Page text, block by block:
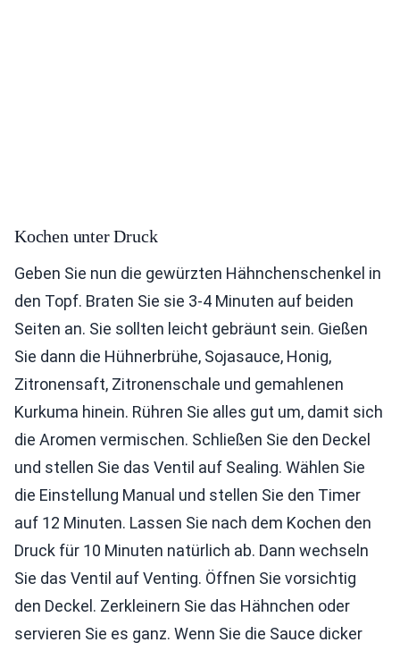
Kochen unter Druck
Geben Sie nun die gewürzten Hähnchenschenkel in
den Topf. Braten Sie sie 3-4 Minuten auf beiden
Seiten an. Sie sollten leicht gebräunt sein. Gießen
Sie dann die Hühnerbrühe, Sojasauce, Honig,
Zitronensaft, Zitronenschale und gemahlenen
Kurkuma hinein. Rühren Sie alles gut um, damit sich
die Aromen vermischen. Schließen Sie den Deckel
und stellen Sie das Ventil auf Sealing. Wählen Sie
die Einstellung Manual und stellen Sie den Timer
auf 12 Minuten. Lassen Sie nach dem Kochen den
Druck für 10 Minuten natürlich ab. Dann wechseln
Sie das Ventil auf Venting. Öffnen Sie vorsichtig
den Deckel. Zerkleinern Sie das Hähnchen oder
servieren Sie es ganz. Wenn Sie die Sauce dicker